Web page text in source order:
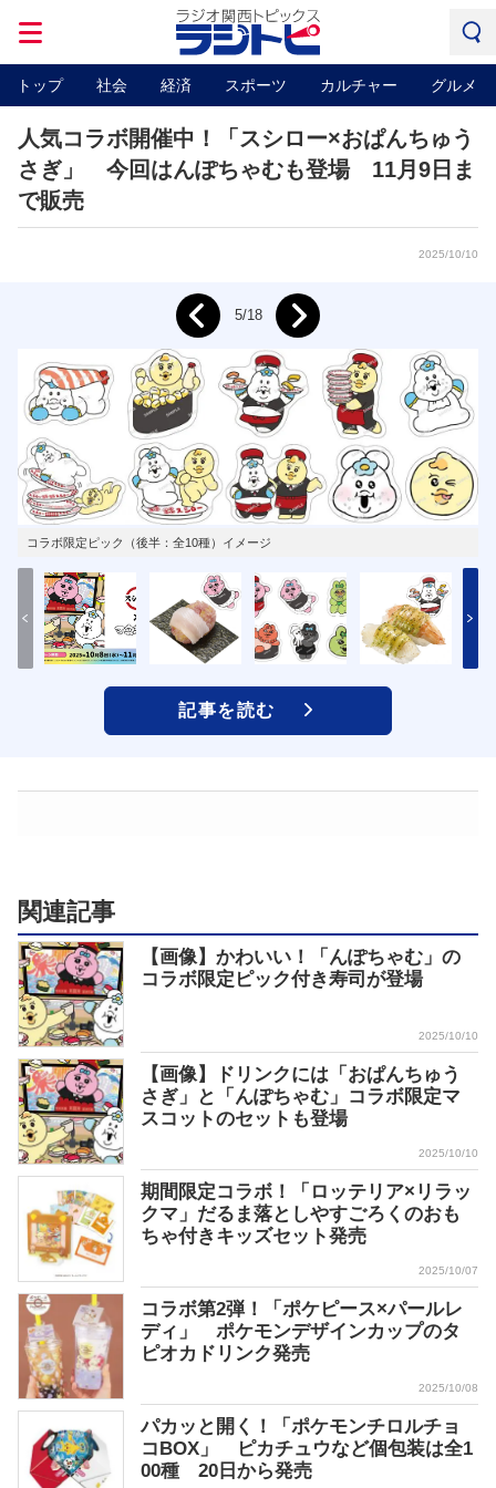
トップ 社会 経済 スポーツ カルチャー グルメ
人気コラボ開催中！「スシロー×おぱんちゅう
さぎ」 今回はんぽちゃむも登場 11月9日ま
で販売
2025/10/10
コラボ限定ピック（後半：全10種）イメージ
5/18
記事を読む
関連記事
【画像】かわいい！「んぽちゃむ」の
コラボ限定ピック付き寿司が登場
2025/10/10
【画像】ドリンクには「おぱんちゅう
さぎ」と「んぽちゃむ」コラボ限定マ
スコットのセットも登場
2025/10/10
期間限定コラボ！「ロッテリア×リラッ
クマ」だるま落としやすごろくのおも
ちゃ付きキッズセット発売
2025/10/07
コラボ第2弾！「ポケピース×パールレ
ディ」 ポケモンデザインカップのタ
ピオカドリンク発売
2025/10/08
パカッと開く！「ポケモンチロルチョ
コBOX」 ピカチュウなど個包装は全1
00種 20日から発売